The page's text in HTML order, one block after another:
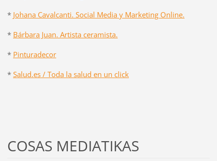
* Johana Cavalcanti. Social Media y Marketing Online.
* Bárbara Juan. Artista ceramista.
* Pinturadecor
* Salud.es / Toda la salud en un click
COSAS MEDIATIKAS